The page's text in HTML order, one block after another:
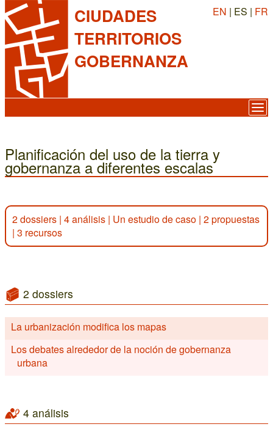
CIUDADES
TERRITORIOS
GOBERNANZA
EN | ES | FR
Planificación del uso de la tierra y
gobernanza a diferentes escalas
2 dossiers | 4 análisis | Un estudio de caso | 2 propuestas
| 3 recursos
2 dossiers
La urbanización modifica los mapas
Los debates alrededor de la noción de gobernanza
urbana
4 análisis